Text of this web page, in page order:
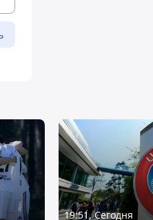
19:51, Сегодня